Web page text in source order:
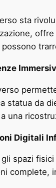
sta
possono
statua da
una
Digitali
spazi
complete,